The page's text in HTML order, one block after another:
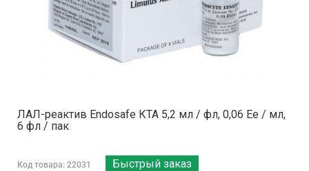
ЛАЛ-реактив Endosafe КТА 5,2 мл / фл, 0,06 Ее / мл,
6 фл / пак
Код товара: 22031 Быстрый заказ